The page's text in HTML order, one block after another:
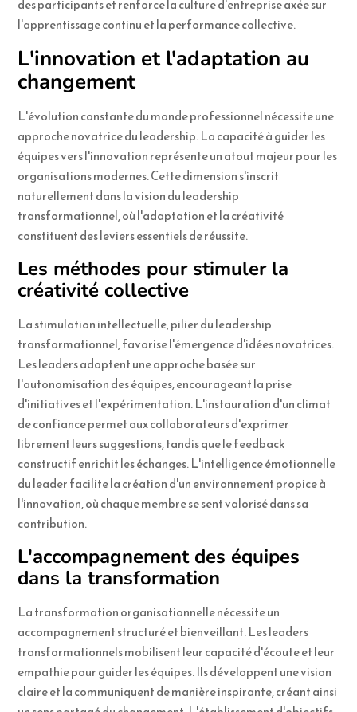
des participants et renforce la culture d'entreprise axée sur
l'apprentissage continu et la performance collective.
L'innovation et l'adaptation au
changement
L'évolution constante du monde professionnel nécessite une
approche novatrice du leadership. La capacité à guider les
équipes vers l'innovation représente un atout majeur pour les
organisations modernes. Cette dimension s'inscrit
naturellement dans la vision du leadership
transformationnel, où l'adaptation et la créativité
constituent des leviers essentiels de réussite.
Les méthodes pour stimuler la
créativité collective
La stimulation intellectuelle, pilier du leadership
transformationnel, favorise l'émergence d'idées novatrices.
Les leaders adoptent une approche basée sur
l'autonomisation des équipes, encourageant la prise
d'initiatives et l'expérimentation. L'instauration d'un climat
de confiance permet aux collaborateurs d'exprimer
librement leurs suggestions, tandis que le feedback
constructif enrichit les échanges. L'intelligence émotionnelle
du leader facilite la création d'un environnement propice à
l'innovation, où chaque membre se sent valorisé dans sa
contribution.
L'accompagnement des équipes
dans la transformation
La transformation organisationnelle nécessite un
accompagnement structuré et bienveillant. Les leaders
transformationnels mobilisent leur capacité d'écoute et leur
empathie pour guider les équipes. Ils développent une vision
claire et la communiquent de manière inspirante, créant ainsi